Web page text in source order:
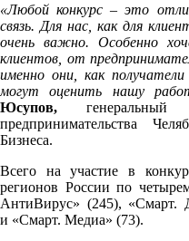
«Любой конкурс – это
связь. Для нас, как для
очень важно. Особенно
клиентов, от
именно они, как
могут оценить нашу
Юсупов, генеральный
предпринимательства
Бизнеса.
Всего на участие в
регионов России по
АнтиВирус» (245), «Смарт.
и «Смарт. Медиа» (73).